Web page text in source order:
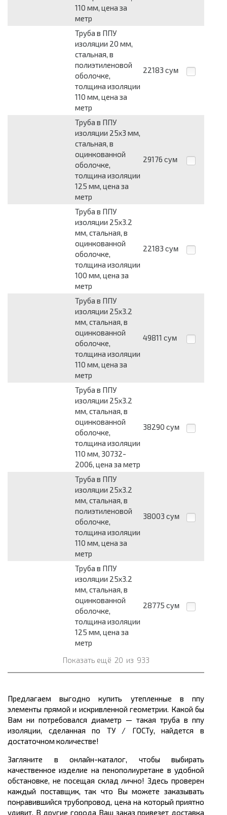
110 мм, цена за
метр
Труба в ППУ
изоляции 20 мм,
стальная, в
полиэтиленовой
оболочке,
толщина изоляции
110 мм, цена за
метр
22183 сум
Труба в ППУ
изоляции 25x3 мм,
стальная, в
оцинкованной
оболочке,
толщина изоляции
125 мм, цена за
метр
29176 сум
Труба в ППУ
изоляции 25x3.2
мм, стальная, в
оцинкованной
оболочке,
толщина изоляции
100 мм, цена за
метр
22183 сум
Труба в ППУ
изоляции 25x3.2
мм, стальная, в
оцинкованной
оболочке,
толщина изоляции
110 мм, цена за
метр
49811 сум
Труба в ППУ
изоляции 25x3.2
мм, стальная, в
оцинкованной
оболочке,
толщина изоляции
110 мм, 30732-
2006, цена за метр
38290 сум
Труба в ППУ
изоляции 25x3.2
мм, стальная, в
полиэтиленовой
оболочке,
толщина изоляции
110 мм, цена за
метр
38003 сум
Труба в ППУ
изоляции 25x3.2
мм, стальная, в
оцинкованной
оболочке,
толщина изоляции
125 мм, цена за
метр
28775 сум
Показать ещё 20 из 933
Предлагаем выгодно купить утепленные в ппу
элементы прямой и искривленной геометрии. Какой бы
Вам ни потребовался диаметр — такая труба в ппу
изоляции, сделанная по ТУ / ГОСТу, найдется в
достаточном количестве!
Загляните в онлайн-каталог, чтобы выбирать
качественное изделие на пенополиуретане в удобной
обстановке, не посещая склад лично! Здесь проверен
каждый поставщик, так что Вы можете заказывать
понравившийся трубопровод, цена на который приятно
удивит. В другие города Ваш заказ привезет доставка